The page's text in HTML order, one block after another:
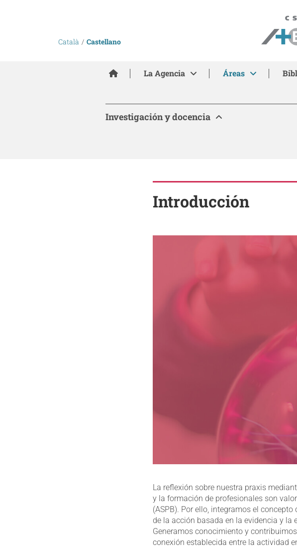
Català Castellano
Inici La Agencia Áreas
Investigación y docencia
Introducción
La reflexión sobre nuestra praxis
y la formación de profesionales son
(ASPB). Por ello, integramos el
de la acción basada en la evidencia y
Generamos conocimiento y
conexión establecida entre la actividad